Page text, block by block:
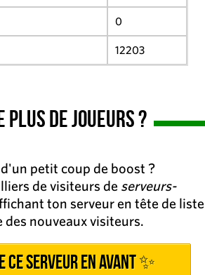
0
12203
plus de joueurs ?
petit coup de boost ?
de visiteurs de serveurs-
ton serveur en tête de liste
des nouveaux visiteurs.
ce serveur en avant ✨